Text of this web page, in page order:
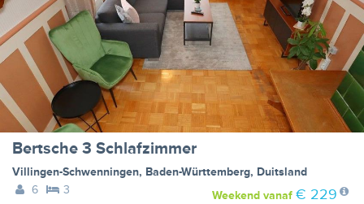
Bertsche 3 Schlafzimmer
Villingen-Schwenningen, Baden-Württemberg, Duitsland
6
3 Weekendvanaf € 229